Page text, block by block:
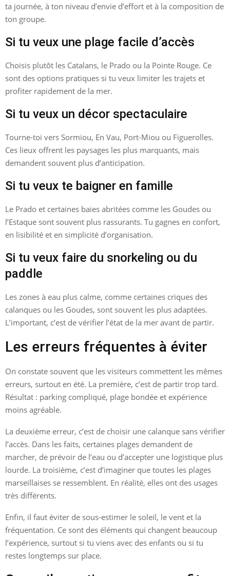
ta journée, à ton niveau d’envie d’effort et à la composition de
ton groupe.
Si tu veux une plage facile d’accès
Choisis plutôt les Catalans, le Prado ou la Pointe Rouge. Ce
sont des options pratiques si tu veux limiter les trajets et
profiter rapidement de la mer.
Si tu veux un décor spectaculaire
Tourne-toi vers Sormiou, En Vau, Port-Miou ou Figuerolles.
Ces lieux offrent les paysages les plus marquants, mais
demandent souvent plus d’anticipation.
Si tu veux te baigner en famille
Le Prado et certaines baies abritées comme les Goudes ou
l’Estaque sont souvent plus rassurants. Tu gagnes en confort,
en lisibilité et en simplicité d’organisation.
Si tu veux faire du snorkeling ou du
paddle
Les zones à eau plus calme, comme certaines criques des
calanques ou les Goudes, sont souvent les plus adaptées.
L’important, c’est de vérifier l’état de la mer avant de partir.
Les erreurs fréquentes à éviter
On constate souvent que les visiteurs commettent les mêmes
erreurs, surtout en été. La première, c’est de partir trop tard.
Résultat : parking compliqué, plage bondée et expérience
moins agréable.
La deuxième erreur, c’est de choisir une calanque sans vérifier
l’accès. Dans les faits, certaines plages demandent de
marcher, de prévoir de l’eau ou d’accepter une logistique plus
lourde. La troisième, c’est d’imaginer que toutes les plages
marseillaises se ressemblent. En réalité, elles ont des usages
très différents.
Enfin, il faut éviter de sous-estimer le soleil, le vent et la
fréquentation. Ce sont des éléments qui changent beaucoup
l’expérience, surtout si tu viens avec des enfants ou si tu
restes longtemps sur place.